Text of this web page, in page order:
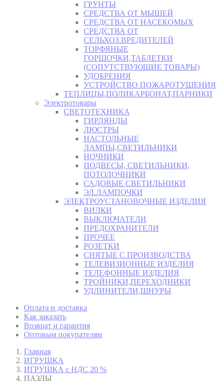
ГРУНТЫ
СРЕДСТВА ОТ МЫШЕЙ
СРЕДСТВА ОТ НАСЕКОМЫХ
СРЕДСТВА ОТ
СЕЛЬХОЗ.ВРЕДИТЕЛЕЙ
ТОРФЯНЫЕ
ГОРШОЧКИ,ТАБЛЕТКИ
(СОПУТСТВУЮЩИЕ ТОВАРЫ)
УДОБРЕНИЯ
УСТРОЙСТВО ПОЖАРОТУШЕНИЯ
ТЕПЛИЦЫ,ПОЛИКАРБОНАТ,ПАРНИКИ
Электротовары
СВЕТОТЕХНИКА
ГИРЛЯНДЫ
ЛЮСТРЫ
НАСТОЛЬНЫЕ
ЛАМПЫ,СВЕТИЛЬНИКИ
НОЧНИКИ
ПОДВЕСЫ, СВЕТИЛЬНИКИ,
ПОТОЛОЧНИКИ
САДОВЫЕ СВЕТИЛЬНИКИ
ЭЛ.ЛАМПОЧКИ
ЭЛЕКТРОУСТАНОВОЧНЫЕ ИЗДЕЛИЯ
ВИЛКИ
ВЫКЛЮЧАТЕЛИ
ПРЕДОХРАНИТЕЛИ
ПРОЧЕЕ
РОЗЕТКИ
СНЯТЫЕ С ПРОИЗВОДСТВА
ТЕЛЕВИЗИОННЫЕ ИЗДЕЛИЯ
ТЕЛЕФОННЫЕ ИЗДЕЛИЯ
ТРОЙНИКИ,ПЕРЕХОДНИКИ
УДЛИНИТЕЛИ,ШНУРЫ
Оплата и доставка
Как заказать
Возврат и гарантия
Оптовым покупателям
Главная
ИГРУШКА
ИГРУШКА с НДС 20 %
ПАЗЛЫ